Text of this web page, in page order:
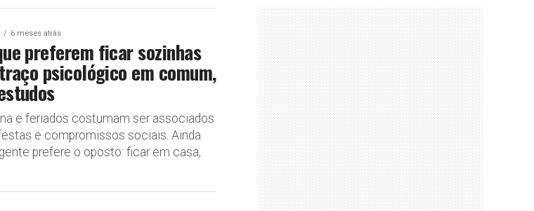
6 meses atrás
preferem ficar sozinhas
psicológico em comum,
e feriados costumam ser associados
e compromissos sociais. Ainda
prefere o oposto: ficar em casa,